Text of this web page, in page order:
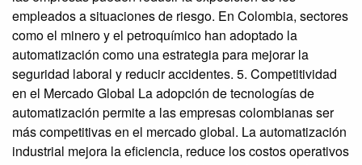
empleados a situaciones de riesgo. En Colombia, sectores
como el minero y el petroquímico han adoptado la
automatización como una estrategia para mejorar la
seguridad laboral y reducir accidentes. 5. Competitividad
en el Mercado Global La adopción de tecnologías de
automatización permite a las empresas colombianas ser
más competitivas en el mercado global. La automatización
industrial mejora la eficiencia, reduce los costos operativos